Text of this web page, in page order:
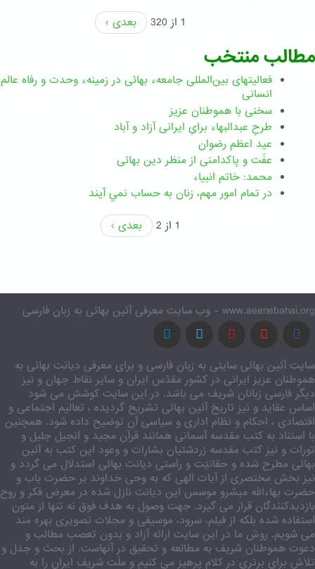
1 از 320
بعدی ›
مطالب منتخب
فعالیتهای بین‌المللی جامعهء بهائی در زمینهء وحدت و رفاه عالم
انسانی
سخنی با هموطنان عزیز
طرحِ عبدالبهاء برایِ ایرانی آزاد و آباد
عید اعظم رضوان
عفّت و پاکدامنی از منظر دین بهائی
محمد: خاتم انبیاء
در تمام امور مهم،‌ زنان به حساب نمي آيند
1 از 2
بعدی ›
www.aeenebahai.org - وب سایت معرفی آئین بهائی به زبان فارسی
سایت آئین بهائی سایتی به زبان فارسی و برای معرفی دیانت بهائی به
هموطنان عزیز ایرانی در کشور مقدّس ایران و سایر نقاط جهان و نیز
دیگر فارسی زبانان شریف می باشد. در این سایت کوشش می شود
اساس عقاید و نیز تاریخ آئین بهائی تشریح گردیده ، تعالیم اجتماعی و
اقتصادی ، احکام و نظام اداری و سیاسی آن توضیح داده شود. همچنین
با استناد به کتب مقدسه آسمانی همانند قرآن مجید و انجیل جلیل و
تورات و نیز کتب مقدسه زردشتیان بشارات و وعود این کتب به آئین
بهائی مطرح شده و حقانیّت و راستی دیانت بهائی استدلال می گردد و
نیز بخش مختصری از آیات الهی که به وحی خداوند بر حضرت باب و
حضرت بهاءالله مبشرو موسس این دیانت نازل شده در معرض فکر و روح
بازدیدکنندگان قرار می گیرد. جهت وصول به هدف فوق نه تنها از متون
استفاده شده بلکه از فیلم، سرود، موسیقی و مجلات تصویری بهره مند
می شویم. روش ما در این سایت ارائه آزاد و بدون تعصب مطالب و
دعوت هموطنان شریف به مطالعه و تحقیق در آنهاست. از بحث و جدل و
تلاش برای برتری در کلام پرهیز می کنیم و ملّت شریف ایران را به